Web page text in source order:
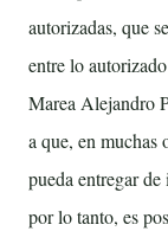
autorizadas, que
entre lo
Marea Alejandro
a que, en muchas
pueda entregar
por lo tanto, es